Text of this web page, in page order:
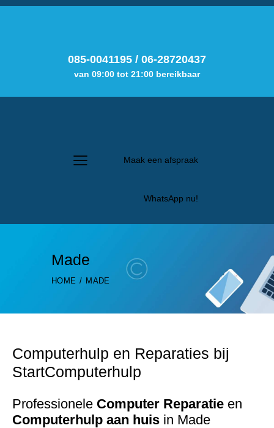
085-0041195 / 06-28720437
van 09:00 tot 21:00 bereikbaar
Maak een afspraak
WhatsApp nu!
Made
HOME MADE
Computerhulp en Reparaties bij
StartComputerhulp
Professionele Computer Reparatie en
Computerhulp aan huis in Made